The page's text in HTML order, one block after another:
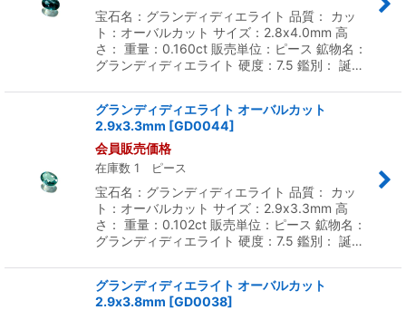
宝石名：グランディディエライト 品質： カッ
ト：オーバルカット サイズ：2.8x4.0mm 高
さ： 重量：0.160ct 販売単位：ピース 鉱物名：
グランディディエライト 硬度：7.5 鑑別： 誕…
グランディディエライト オーバルカット
2.9x3.3mm [GD0044]
会員販売価格
在庫数 1 ピース
宝石名：グランディディエライト 品質： カッ
ト：オーバルカット サイズ：2.9x3.3mm 高
さ： 重量：0.102ct 販売単位：ピース 鉱物名：
グランディディエライト 硬度：7.5 鑑別： 誕…
グランディディエライト オーバルカット
2.9x3.8mm [GD0038]